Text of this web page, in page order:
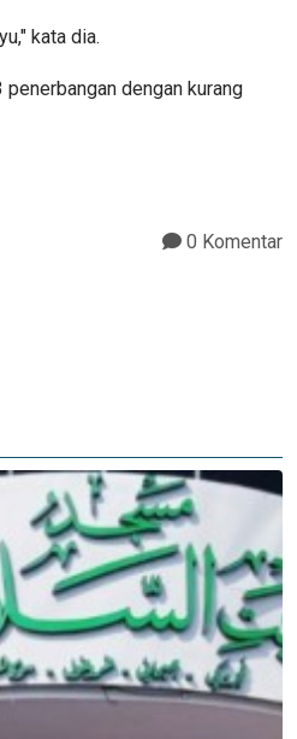
kata dia.
dengan kurang
0 Komentar